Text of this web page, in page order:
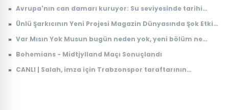
» Avrupa'nın can damarı kuruyor: Su seviyesinde tarihi
» Ünlü Şarkıcının Yeni Projesi Magazin Dünyasında Şok Etkisi
» Var Mısın Yok Musun bugün neden yok, yeni bölüm ne
» Bohemians - Midtjylland Maçı Sonuçlandı
» CANLI | Salah, imza için Trabzonspor taraftarının